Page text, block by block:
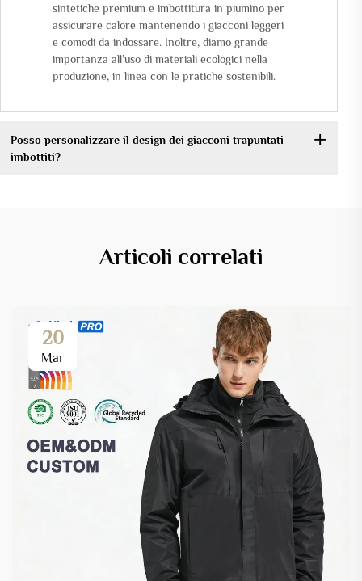
sintetiche premium e imbottitura in piumino per
assicurare calore mantenendo i giacconi leggeri
e comodi da indossare. Inoltre, diamo grande
importanza all’uso di materiali ecologici nella
produzione, in linea con le pratiche sostenibili.
Posso personalizzare il design dei giacconi trapuntati
imbottiti?
Articoli correlati
20
Mar